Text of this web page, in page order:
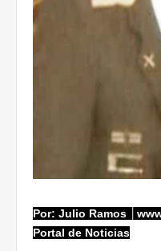
Por: Julio Ramos
Portal de Noticias